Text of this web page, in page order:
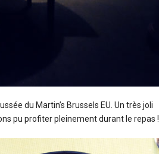
du Martin’s Brussels EU. Un très joli
pu profiter pleinement durant le repas !